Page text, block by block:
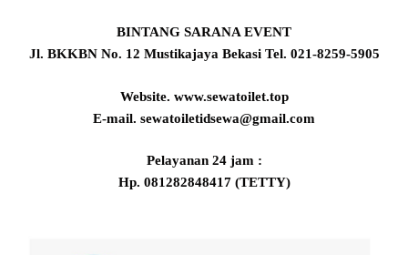
BINTANG SARANA EVENT
Jl. BKKBN No. 12 Mustikajaya Bekasi Tel. 021-8259-5905
Website. www.sewatoilet.top
E-mail. sewatoiletidsewa@gmail.com
Pelayanan 24 jam :
Hp. 081282848417 (TETTY)